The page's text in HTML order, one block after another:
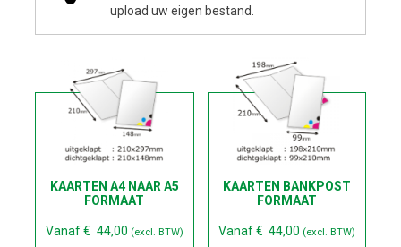
upload uw eigen bestand.
KAARTEN A4 NAAR A5
FORMAAT
Vanaf€ 44,00 (excl. BTW)
KAARTEN BANKPOST
FORMAAT
Vanaf€ 44,00 (excl. BTW)